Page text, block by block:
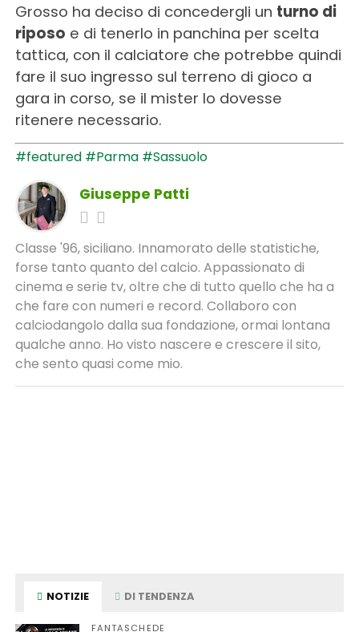
Grosso ha deciso di concedergli un turno di
riposo e di tenerlo in panchina per scelta
tattica, con il calciatore che potrebbe quindi
fare il suo ingresso sul terreno di gioco a
gara in corso, se il mister lo dovesse
ritenere necessario.
#featured #Parma #Sassuolo
Giuseppe Patti
Classe '96, siciliano. Innamorato delle statistiche,
forse tanto quanto del calcio. Appassionato di
cinema e serie tv, oltre che di tutto quello che ha a
che fare con numeri e record. Collaboro con
calciodangolo dalla sua fondazione, ormai lontana
qualche anno. Ho visto nascere e crescere il sito,
che sento quasi come mio.
NOTIZIE DI TENDENZA
FANTASCHEDE